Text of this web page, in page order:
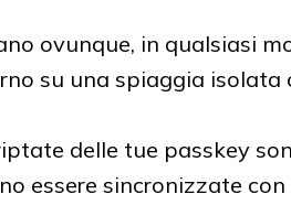
ovunque, in qualsiasi
su una spiaggia
delle tue passkey
essere sincronizzate